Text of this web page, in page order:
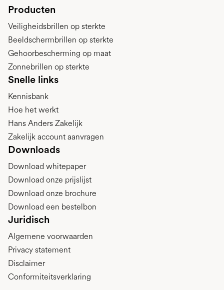
Producten
Veiligheidsbrillen op sterkte
Beeldschermbrillen op sterkte
Gehoorbescherming op maat
Zonnebrillen op sterkte
Snelle links
Kennisbank
Hoe het werkt
Hans Anders Zakelijk
Zakelijk account aanvragen
Downloads
Download whitepaper
Download onze prijslijst
Download onze brochure
Download een bestelbon
Juridisch
Algemene voorwaarden
Privacy statement
Disclaimer
Conformiteitsverklaring